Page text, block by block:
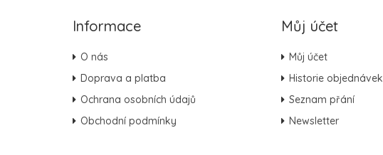
Informace
O nás
Doprava a platba
Ochrana osobních údajů
Obchodní podmínky
Můj účet
Můj účet
Historie objednávek
Seznam přání
Newsletter